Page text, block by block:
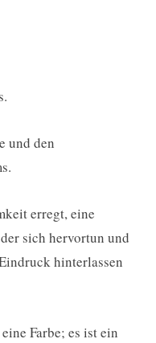
und den
erregt, eine
sich hervortun und
hinterlassen
Farbe; es ist ein